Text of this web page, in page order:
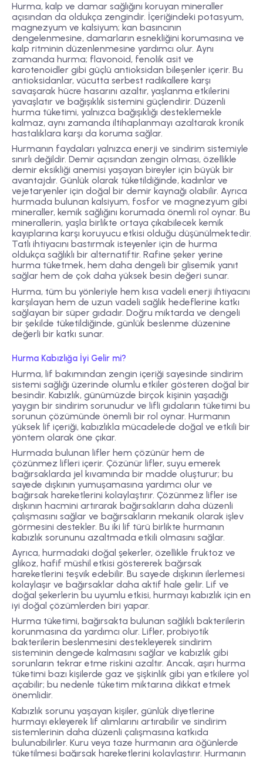
Hurma, kalp ve damar sağlığını koruyan mineraller
açısından da oldukça zengindir. İçeriğindeki potasyum,
magnezyum ve kalsiyum; kan basıncının
dengelenmesine, damarların esnekliğini korumasına ve
kalp ritminin düzenlenmesine yardımcı olur. Aynı
zamanda hurma; flavonoid, fenolik asit ve
karotenoidler gibi güçlü antioksidan bileşenler içerir. Bu
antioksidanlar, vücutta serbest radikallere karşı
savaşarak hücre hasarını azaltır, yaşlanma etkilerini
yavaşlatır ve bağışıklık sistemini güçlendirir. Düzenli
hurma tüketimi, yalnızca bağışıklığı desteklemekle
kalmaz, aynı zamanda iltihaplanmayı azaltarak kronik
hastalıklara karşı da koruma sağlar.
Hurmanın faydaları yalnızca enerji ve sindirim sistemiyle
sınırlı değildir. Demir açısından zengin olması, özellikle
demir eksikliği anemisi yaşayan bireyler için büyük bir
avantajdır. Günlük olarak tüketildiğinde, kadınlar ve
vejetaryenler için doğal bir demir kaynağı olabilir. Ayrıca
hurmada bulunan kalsiyum, fosfor ve magnezyum gibi
mineraller, kemik sağlığını korumada önemli rol oynar. Bu
minerallerin, yaşla birlikte ortaya çıkabilecek kemik
kayıplarına karşı koruyucu etkisi olduğu düşünülmektedir.
Tatlı ihtiyacını bastırmak isteyenler için de hurma
oldukça sağlıklı bir alternatiftir. Rafine şeker yerine
hurma tüketmek, hem daha dengeli bir glisemik yanıt
sağlar hem de çok daha yüksek besin değeri sunar.
Hurma, tüm bu yönleriyle hem kısa vadeli enerji ihtiyacını
karşılayan hem de uzun vadeli sağlık hedeflerine katkı
sağlayan bir süper gıdadır. Doğru miktarda ve dengeli
bir şekilde tüketildiğinde, günlük beslenme düzenine
değerli bir katkı sunar.
Hurma Kabızlığa İyi Gelir mi?
Hurma, lif bakımından zengin içeriği sayesinde sindirim
sistemi sağlığı üzerinde olumlu etkiler gösteren doğal bir
besindir. Kabızlık, günümüzde birçok kişinin yaşadığı
yaygın bir sindirim sorunudur ve lifli gıdaların tüketimi bu
sorunun çözümünde önemli bir rol oynar. Hurmanın
yüksek lif içeriği, kabızlıkla mücadelede doğal ve etkili bir
yöntem olarak öne çıkar.
Hurmada bulunan lifler hem çözünür hem de
çözünmez lifleri içerir. Çözünür lifler, suyu emerek
bağırsaklarda jel kıvamında bir madde oluşturur; bu
sayede dışkının yumuşamasına yardımcı olur ve
bağırsak hareketlerini kolaylaştırır. Çözünmez lifler ise
dışkının hacmini artırarak bağırsakların daha düzenli
çalışmasını sağlar ve bağırsakların mekanik olarak işlev
görmesini destekler. Bu iki lif türü birlikte hurmanın
kabızlık sorununu azaltmada etkili olmasını sağlar.
Ayrıca, hurmadaki doğal şekerler, özellikle fruktoz ve
glikoz, hafif müshil etkisi göstererek bağırsak
hareketlerini teşvik edebilir. Bu sayede dışkının ilerlemesi
kolaylaşır ve bağırsaklar daha aktif hale gelir. Lif ve
doğal şekerlerin bu uyumlu etkisi, hurmayı kabızlık için en
iyi doğal çözümlerden biri yapar.
Hurma tüketimi, bağırsakta bulunan sağlıklı bakterilerin
korunmasına da yardımcı olur. Lifler, probiyotik
bakterilerin beslenmesini destekleyerek sindirim
sisteminin dengede kalmasını sağlar ve kabızlık gibi
sorunların tekrar etme riskini azaltır. Ancak, aşırı hurma
tüketimi bazı kişilerde gaz ve şişkinlik gibi yan etkilere yol
açabilir; bu nedenle tüketim miktarına dikkat etmek
önemlidir.
Kabızlık sorunu yaşayan kişiler, günlük diyetlerine
hurmayı ekleyerek lif alımlarını artırabilir ve sindirim
sistemlerinin daha düzenli çalışmasına katkıda
bulunabilirler. Kuru veya taze hurmanın ara öğünlerde
tüketilmesi bağırsak hareketlerini kolaylaştırır. Hurmanın